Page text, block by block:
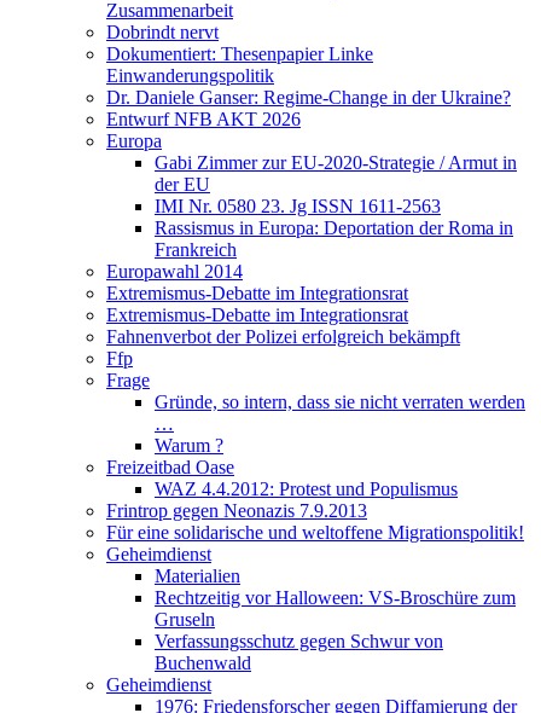
Zusammenarbeit
Dobrindt nervt
Dokumentiert: Thesenpapier Linke
Einwanderungspolitik
Dr. Daniele Ganser: Regime-Change in der Ukraine?
Entwurf NFB AKT 2026
Europa
Gabi Zimmer zur EU-2020-Strategie / Armut in
der EU
IMI Nr. 0580 23. Jg ISSN 1611-2563
Rassismus in Europa: Deportation der Roma in
Frankreich
Europawahl 2014
Extremismus-Debatte im Integrationsrat
Extremismus-Debatte im Integrationsrat
Fahnenverbot der Polizei erfolgreich bekämpft
Ffp
Frage
Gründe, so intern, dass sie nicht verraten werden
…
Warum ?
Freizeitbad Oase
WAZ 4.4.2012: Protest und Populismus
Frintrop gegen Neonazis 7.9.2013
Für eine solidarische und weltoffene Migrationspolitik!
Geheimdienst
Materialien
Rechtzeitig vor Halloween: VS-Broschüre zum
Gruseln
Verfassungsschutz gegen Schwur von
Buchenwald
Geheimdienst
1976: Friedensforscher gegen Diffamierung der